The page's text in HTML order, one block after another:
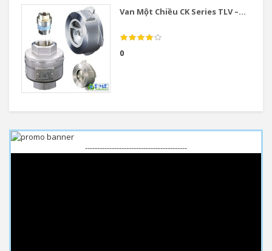
Van Một Chiều CK Series TLV –...
0
------------------------------------------